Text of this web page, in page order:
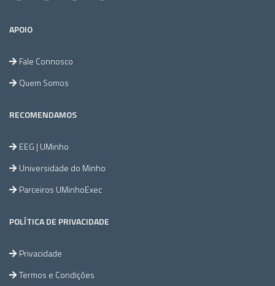
APOIO
Fale Connosco
Quem Somos
RECOMENDAMOS
EEG | UMinho
Universidade do Minho
Parceiros UMinhoExec
POLÍTICA DE PRIVACIDADE
Privacidade
Termos e Condições